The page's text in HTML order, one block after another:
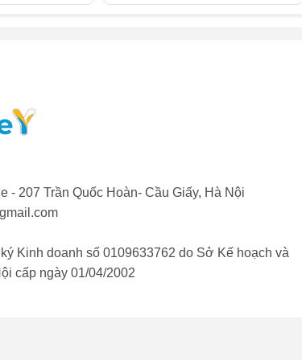
kính camera iPad Pro 12.9 2018? Dưới đây là
để lâu, bụi bẩn và nước có thể dễ dàng xâm
cảm biến.
Nếu chất lượng ảnh chụp của bạn đột nhiên
đã bị trầy xước hoặc xuất hiện các vết nứt nhỏ
đốm lạ: Khi kính camera bị xước sâu hoặc dính
đen, đốm trắng xuất hiện trên ảnh. Tình trạng này
iPad mới.
bong tróc: Keo dán giữa kính và khung máy bị
- 207 Trần Quốc Hoàn- Cầu Giấy, Hà Nội
Kinh doanh số 0109633762 do Sở Kế hoạch và
cấp ngày 01/04/2002